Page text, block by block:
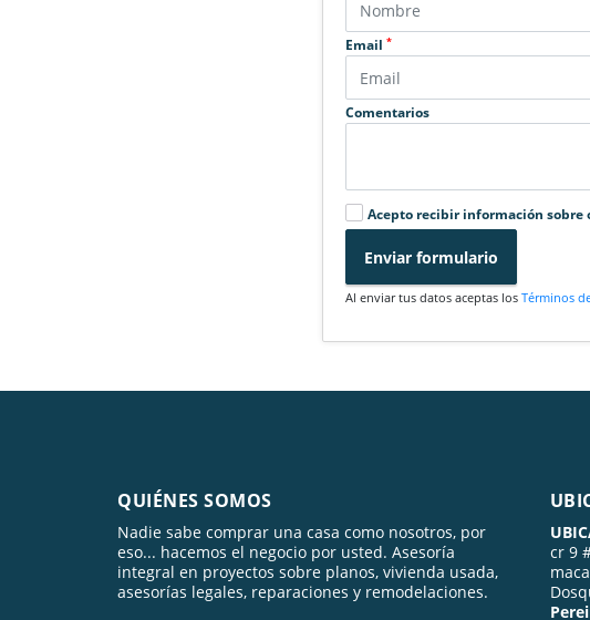
Email*
Comentarios
Acepto recibir información
Enviar formulario
Al enviar tus datos aceptas losTérminos
QUIÉNES SOMOS
Nadie sabe comprar una casa como nosotros, por
eso... hacemos el negocio por usted. Asesoría
integral en proyectos sobre planos, vivienda usada,
asesorías legales, reparaciones y remodelaciones.
cr 9